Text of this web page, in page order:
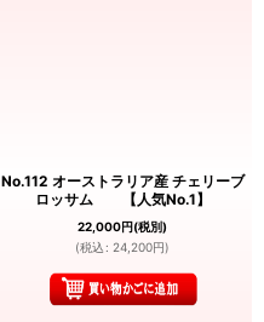
No.112 オーストラリア産 チェリーブ
ロッサム 【人気No.1】
22,000円(税別)
(税込 : 24,200円)